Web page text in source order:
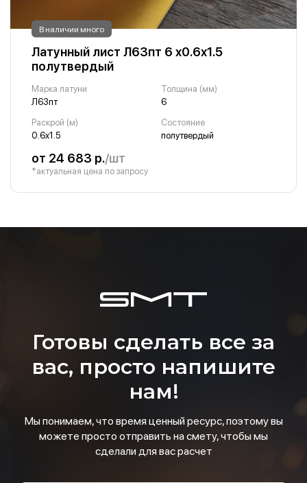
В наличии много
Латунный лист Л63пт 6 х0.6х1.5
полутвердый
Марка латуни
Л63пт
Толщина (мм)
6
Раскрой (м)
0.6х1.5
Состояние
полутвердый
от 24 683 р./шт
*актуальная цена по запросу
Готовы сделать все за
вас, просто напишите
нам!
Мы понимаем, что время ценный ресурс, поэтому вы
можете просто отправить на смету, чтобы мы
сделали для вас расчет